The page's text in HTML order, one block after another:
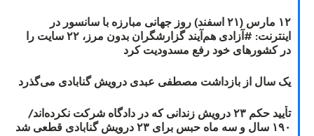
۱۲ مارس (۲۱ اسفند) روز جهانی مبارزه با سانسور در
اینترنت: #آزادی هم‌آیند گزارشگران‌ بدون مرز، ۲۲ سایت را
در کشورهای خود رفع مسدودیت کرد
یک سال از بازداشت مصطفی عبدی درویش گنابادی می‌گذرد
تأیید حکم ۲۳ درویش زندانی که در دادگاه شرکت نکرده‌اند/
۱۹۰ سال و سه ماه حبس برای ۲۳ درویش گنابادی قطعی شد